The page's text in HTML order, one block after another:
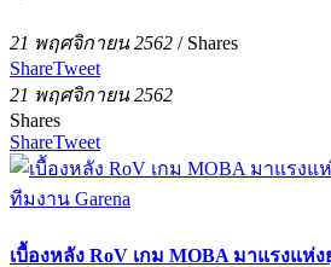
21 พฤศจิกายน 2562 / Shares
ShareTweet
21 พฤศจิกายน 2562
Shares
ShareTweet
เบื้องหลัง RoV เกม MOBA มาแรงแ